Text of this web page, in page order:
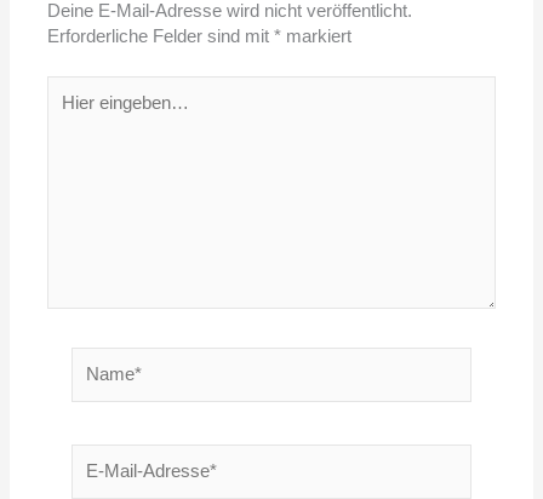
Deine E-Mail-Adresse wird nicht veröffentlicht.
Erforderliche Felder sind mit* markiert
eingeben…
Mail-